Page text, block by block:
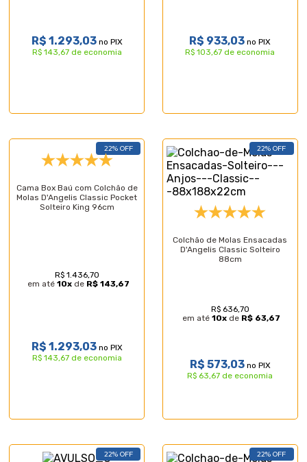
R$ 1.293,03no PIX
R$ 143,67 de economia
R$ 933,03 no PIX
R$ 103,67 de economia
22% OFF
Cama Box Baú com Colchão de
Molas D'Angelis Classic Pocket
Solteiro King 96cm
R$ 1.436,70
em até 10xde R$ 143,67
R$ 1.293,03no PIX
R$ 143,67 de economia
22% OFF
Colchão de Molas Ensacadas
D'Angelis Classic Solteiro
88cm
R$ 636,70
em até10x de R$ 63,67
R$ 573,03no PIX
R$ 63,67 de economia
22% OFF 22% OFF